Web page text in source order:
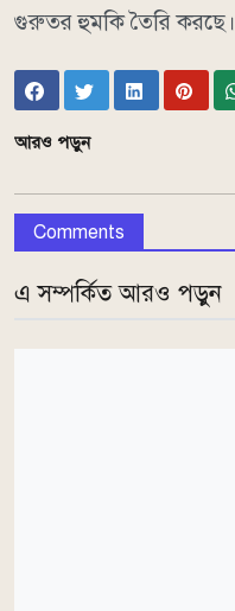
গুরুতর হুমকি তৈরি করছে।
আরও পড়ুন
Comments
এ সম্পর্কিত আরও পড়ুন